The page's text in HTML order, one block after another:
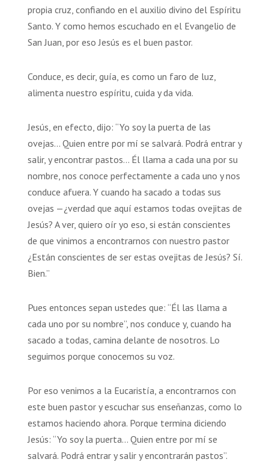
propia cruz, confiando en el auxilio divino del Espíritu
Santo. Y como hemos escuchado en el Evangelio de
San Juan, por eso Jesús es el buen pastor.
Conduce, es decir, guía, es como un faro de luz,
alimenta nuestro espíritu, cuida y da vida.
Jesús, en efecto, dijo: “Yo soy la puerta de las
ovejas… Quien entre por mí se salvará. Podrá entrar y
salir, y encontrar pastos… Él llama a cada una por su
nombre, nos conoce perfectamente a cada uno y nos
conduce afuera. Y cuando ha sacado a todas sus
ovejas —¿verdad que aquí estamos todas ovejitas de
Jesús? A ver, quiero oír yo eso, si están conscientes
de que vinimos a encontrarnos con nuestro pastor
¿Están conscientes de ser estas ovejitas de Jesús? Sí.
Bien.”
Pues entonces sepan ustedes que: “Él las llama a
cada uno por su nombre”, nos conduce y, cuando ha
sacado a todas, camina delante de nosotros. Lo
seguimos porque conocemos su voz.
Por eso venimos a la Eucaristía, a encontrarnos con
este buen pastor y escuchar sus enseñanzas, como lo
estamos haciendo ahora. Porque termina diciendo
Jesús: “Yo soy la puerta… Quien entre por mí se
salvará. Podrá entrar y salir y encontrarán pastos”.